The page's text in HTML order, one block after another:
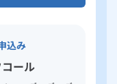
込み
ール